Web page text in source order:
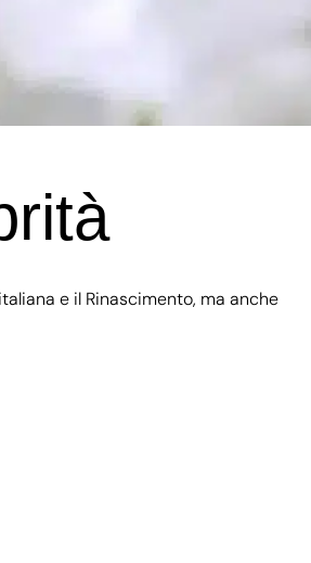
e il Rinascimento, ma anche